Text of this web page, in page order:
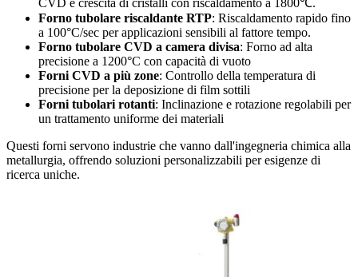
CVD e crescita di cristalli con riscaldamento a 1800℃.
Forno tubolare riscaldante RTP: Riscaldamento rapido fino
a 100°C/sec per applicazioni sensibili al fattore tempo.
Forno tubolare CVD a camera divisa: Forno ad alta
precisione a 1200°C con capacità di vuoto
Forni CVD a più zone: Controllo della temperatura di
precisione per la deposizione di film sottili
Forni tubolari rotanti: Inclinazione e rotazione regolabili per
un trattamento uniforme dei materiali
Questi forni servono industrie che vanno dall'ingegneria chimica alla
metallurgia, offrendo soluzioni personalizzabili per esigenze di
ricerca uniche.